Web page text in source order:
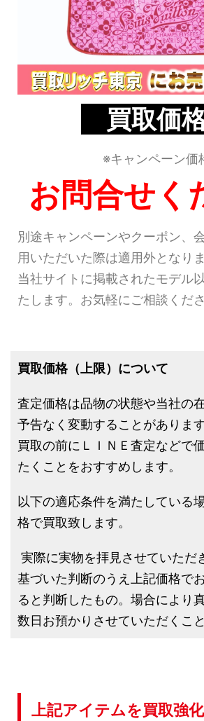
買取価
※キャンペーン価
お問合せく
別途キャンペーンやクーポン、
用いただいた際は適用外となりま
当社サイトに掲載されたモデル
たします。お気軽にご相談くださ
買取価格（上限）について
査定価格は品物の状態や当社の
予告なく変動することがありま
買取の前にＬＩＮＥ査定などで
たくことをおすすめします。
以下の適応条件を満たしている
格で買取致します。
実際に実物を拝見させていただ
基づいた判断のうえ上記価格で
ると判断したもの。場合により
数日お預かりさせていただくこ
上記アイテムを買取強